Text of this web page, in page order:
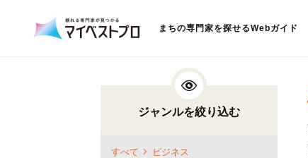
まちの専門家を探せるWebガイド
ジャンルを絞り込む
すべて ビジネス